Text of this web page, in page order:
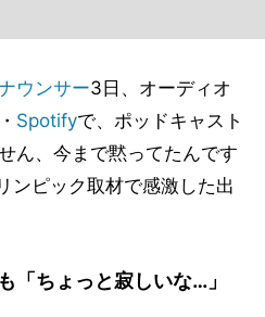
ウンサー3日、オーディオ
Spotifyで、ポッドキャスト
ん、今まで黙ってたんです
ンピック取材で感激した出
「ちょっと寂しいな…」